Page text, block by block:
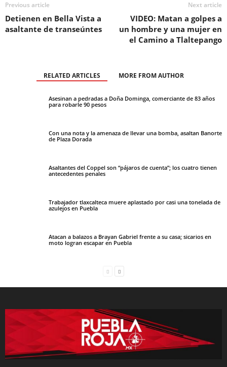
Previous article
Detienen en Bella Vista a
asaltante de transeúntes
Next article
VIDEO: Matan a golpes a
un hombre y una mujer en
el Camino a Tlaltepango
RELATED ARTICLES MORE FROM AUTHOR
Asesinan a pedradas a Doña Dominga, comerciante de 83 años
para robarle 90 pesos
Con una nota y la amenaza de llevar una bomba, asaltan Banorte
de Plaza Dorada
Asaltantes del Coppel son “pájaros de cuenta”; los cuatro tienen
antecedentes penales
Trabajador tlaxcalteca muere aplastado por casi una tonelada de
azulejos en Puebla
Atacan a balazos a Brayan Gabriel frente a su casa; sicarios en
moto logran escapar en Puebla